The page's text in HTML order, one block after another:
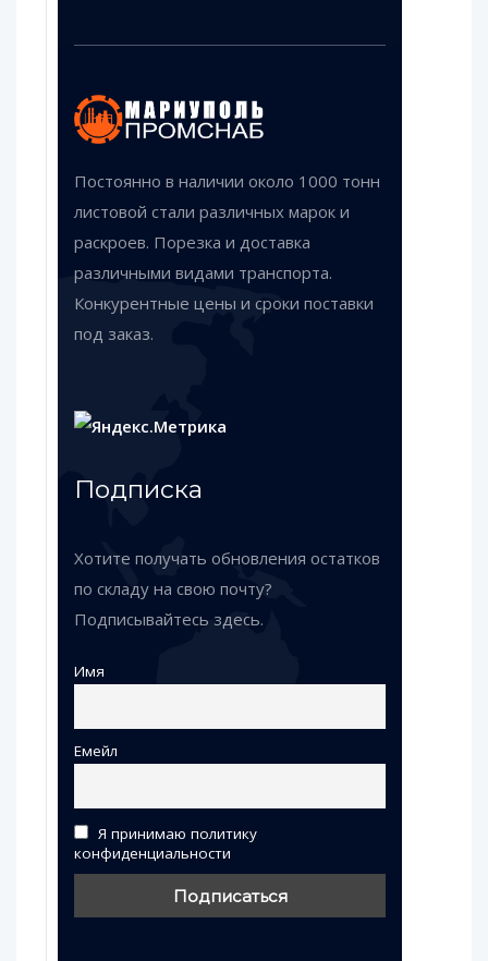
Постоянно в наличии около 1000 тонн
листовой стали различных марок и
раскроев. Порезка и доставка
различными видами транспорта.
Конкурентные цены и сроки поставки
под заказ.
Подписка
Хотите получать обновления остатков
по складу на свою почту?
Подписывайтесь здесь.
Имя
Емейл
Я принимаю политику
конфиденциальности